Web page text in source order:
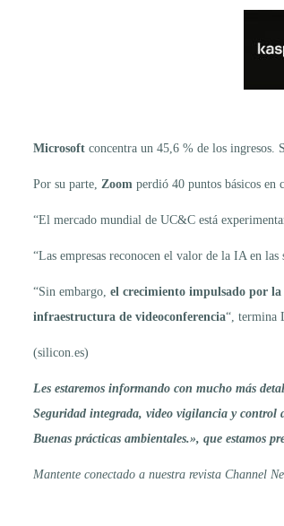
Microsoft concentra un 45,6 % de los ingresos.
Por su parte, Zoom perdió 40 puntos básicos en
“El mercado mundial de UC&C está
“Las empresas reconocen el valor de la IA en
“Sin embargo, el crecimiento impulsado por
infraestructura de videoconferencia“, termina
(silicon.es)
Les estaremos informando con mucho más
Seguridad integrada, video vigilancia y control
Buenas prácticas ambientales.», que estamos
Mantente conectado a nuestra revista Channel